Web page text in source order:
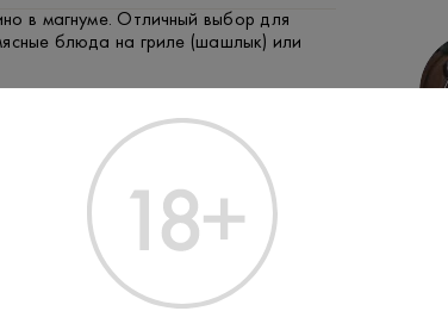
в магнуме. Отличный выбор для
блюда на гриле (шашлык) или